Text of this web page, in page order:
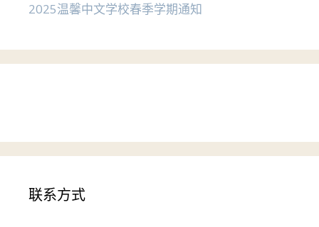
2025温馨中文学校春季学期通知
联系方式